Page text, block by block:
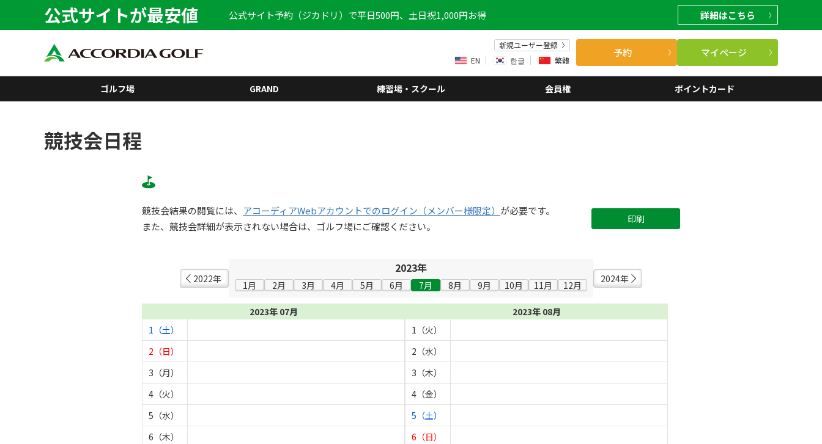
公式サイトが最安値 公式サイト予約（ジカドリ）で平日500円、土日祝1,000円お得 詳細はこちら
新規ユーザー登録
EN
한글 繁體
予約 マイページ
ゴルフ場 GRAND 練習場・スクール 会員権 ポイントカード
競技会日程
競技会結果の閲覧には、 アコーディアWebアカウントでのログイン（メンバー様限定） が必要です。
また、競技会詳細が表示されない場合は、ゴルフ場にご確認ください。
印刷
2022年
2023年
1月 2月 3月 4月 5月 6月 7月 8月 9月 10月 11月 12月
2024年
2023年 07月
1（土）
2（日）
3（月）
4（火）
5（水）
6（木）
2023年 08月
1（火）
2（水）
3（木）
4（金）
5（土）
6（日）